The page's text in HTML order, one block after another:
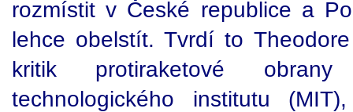
rozmístit v České republice a
lehce obelstít. Tvrdí to
kritik protiraketové obrany
technologického institutu